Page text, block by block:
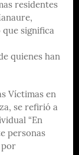
residentes
que significa
quienes han
Víctimas en
se refirió a
“En
personas
por